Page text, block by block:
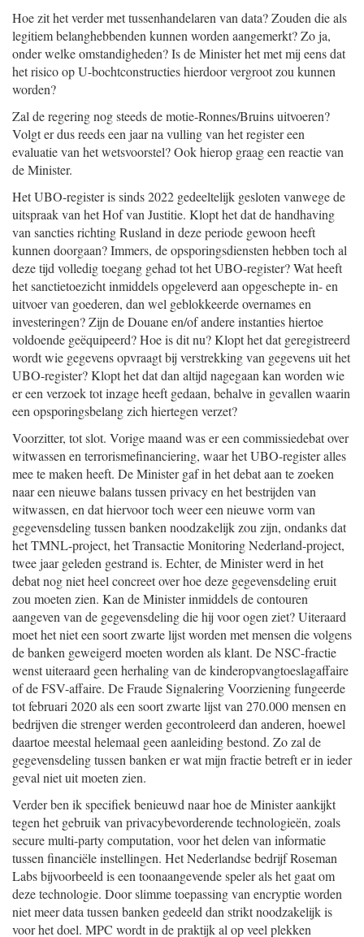
Hoe zit het verder met tussenhandelaren van data? Zouden die als
legitiem belanghebbenden kunnen worden aangemerkt? Zo ja,
onder welke omstandigheden? Is de Minister het met mij eens dat
het risico op U-bochtconstructies hierdoor vergroot zou kunnen
worden?
Zal de regering nog steeds de motie-Ronnes/Bruins uitvoeren?
Volgt er dus reeds een jaar na vulling van het register een
evaluatie van het wetsvoorstel? Ook hierop graag een reactie van
de Minister.
Het UBO-register is sinds 2022 gedeeltelijk gesloten vanwege de
uitspraak van het Hof van Justitie. Klopt het dat de handhaving
van sancties richting Rusland in deze periode gewoon heeft
kunnen doorgaan? Immers, de opsporingsdiensten hebben toch al
deze tijd volledig toegang gehad tot het UBO-register? Wat heeft
het sanctietoezicht inmiddels opgeleverd aan opgeschepte in- en
uitvoer van goederen, dan wel geblokkeerde overnames en
investeringen? Zijn de Douane en/of andere instanties hiertoe
voldoende geëquipeerd? Hoe is dit nu? Klopt het dat geregistreerd
wordt wie gegevens opvraagt bij verstrekking van gegevens uit het
UBO-register? Klopt het dat dan altijd nagegaan kan worden wie
er een verzoek tot inzage heeft gedaan, behalve in gevallen waarin
een opsporingsbelang zich hiertegen verzet?
Voorzitter, tot slot. Vorige maand was er een commissiedebat over
witwassen en terrorismefinanciering, waar het UBO-register alles
mee te maken heeft. De Minister gaf in het debat aan te zoeken
naar een nieuwe balans tussen privacy en het bestrijden van
witwassen, en dat hiervoor toch weer een nieuwe vorm van
gegevensdeling tussen banken noodzakelijk zou zijn, ondanks dat
het TMNL-project, het Transactie Monitoring Nederland-project,
twee jaar geleden gestrand is. Echter, de Minister werd in het
debat nog niet heel concreet over hoe deze gegevensdeling eruit
zou moeten zien. Kan de Minister inmiddels de contouren
aangeven van de gegevensdeling die hij voor ogen ziet? Uiteraard
moet het niet een soort zwarte lijst worden met mensen die volgens
de banken geweigerd moeten worden als klant. De NSC-fractie
wenst uiteraard geen herhaling van de kinderopvangtoeslagaffaire
of de FSV-affaire. De Fraude Signalering Voorziening fungeerde
tot februari 2020 als een soort zwarte lijst van 270.000 mensen en
bedrijven die strenger werden gecontroleerd dan anderen, hoewel
daartoe meestal helemaal geen aanleiding bestond. Zo zal de
gegevensdeling tussen banken er wat mijn fractie betreft er in ieder
geval niet uit moeten zien.
Verder ben ik specifiek benieuwd naar hoe de Minister aankijkt
tegen het gebruik van privacybevorderende technologieën, zoals
secure multi-party computation, voor het delen van informatie
tussen financiële instellingen. Het Nederlandse bedrijf Roseman
Labs bijvoorbeeld is een toonaangevende speler als het gaat om
deze technologie. Door slimme toepassing van encryptie worden
niet meer data tussen banken gedeeld dan strikt noodzakelijk is
voor het doel. MPC wordt in de praktijk al op veel plekken